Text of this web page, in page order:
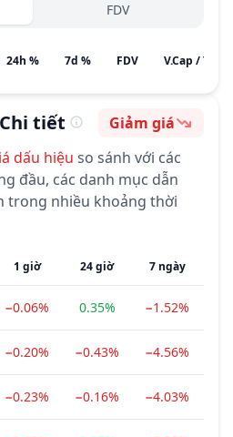
FDV
24h % 7d % FDV V.Cap /
tiết Cảm tính
Giảm giá
dấu hiệu so sánh với các
đầu, các danh mục dẫn
trong nhiều khoảng thời
1 giờ 24 giờ 7 ngày
−0.06% 0.35% −1.52%
−0.20% −0.43% −4.56%
−0.23% −0.16% −4.03%